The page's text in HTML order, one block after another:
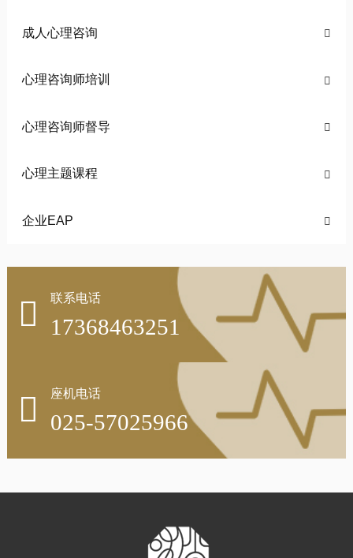
成人心理咨询 
心理咨询师培训 
心理咨询师督导 
心理主题课程 
企业EAP 
 联系电话
17368463251
 座机电话
025-57025966